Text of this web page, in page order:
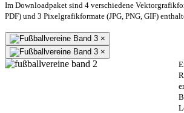
Im Downloadpaket sind 4 verschiedene
PDF) und 3 Pixelgrafikformate (JPG, PNG, GIF)
×
×